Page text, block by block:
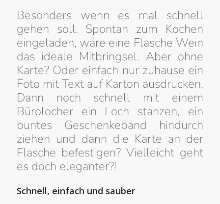
Besonders wenn es mal schnell
gehen soll. Spontan zum Kochen
eingeladen, wäre eine Flasche Wein
das ideale Mitbringsel. Aber ohne
Karte? Oder einfach nur zuhause ein
Foto mit Text auf Karton ausdrucken.
Dann noch schnell mit einem
Bürolocher ein Loch stanzen, ein
buntes Geschenkeband hindurch
ziehen und dann die Karte an der
Flasche befestigen? Vielleicht geht
es doch eleganter?!
Schnell, einfach und sauber